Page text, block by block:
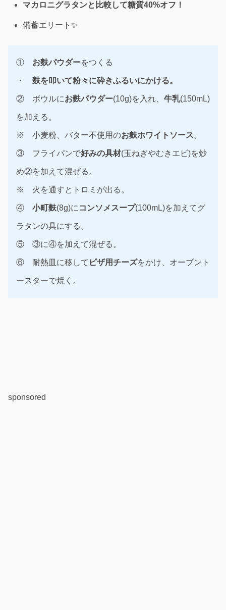
マカロニグラタンと比較して糖質40%オフ！
備蓄エリート✨
① お麩パウダーをつくる
・ 麩を叩いて粉々に砕きふるいにかける。
② ボウルにお麩パウダー(10g)を入れ、 牛乳(150mL)
を加える。
※ 小麦粉、バター不使用のお麩ホワイトソース。
③ フライパンで好みの具材(玉ねぎやむきエビ)を炒
め②を加えて混ぜる。
※ 火を通すとトロミが出る。
④ 小町麩(8g)に コンソメスープ(100mL)を加えてグ
ラタンの具にする。
⑤ ③に④を加えて混ぜる。
⑥ 耐熱皿に移して ピザ用チーズをかけ、オーブント
ースターで焼く。
sponsored